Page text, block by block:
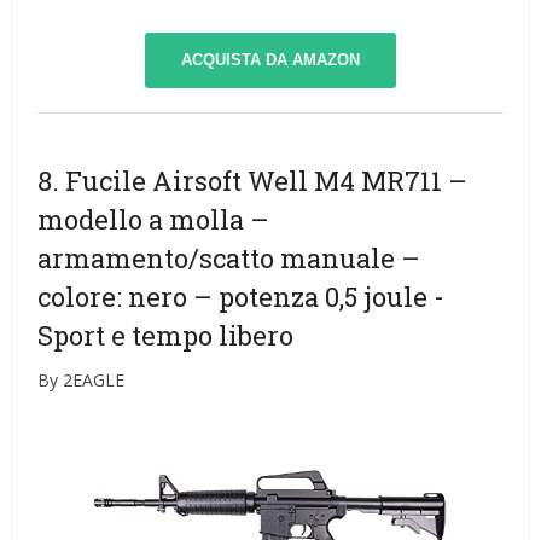
ACQUISTA DA AMAZON
8. Fucile Airsoft Well M4 MR711 –
modello a molla –
armamento/scatto manuale –
colore: nero – potenza 0,5 joule -
Sport e tempo libero
By 2EAGLE